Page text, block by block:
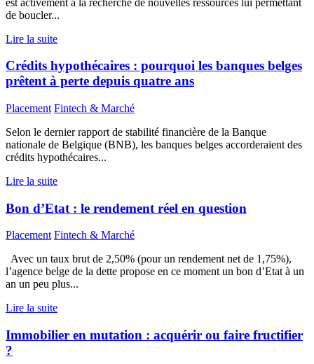
de boucler...
Lire la suite
Crédits hypothécaires : pourquoi les banques belges
prêtent à perte depuis quatre ans
Placement Fintech & Marché
Selon le dernier rapport de stabilité financière de la Banque
nationale de Belgique (BNB), les banques belges accorderaient des
crédits hypothécaires...
Lire la suite
Bon d’Etat : le rendement réel en question
Placement Fintech & Marché
Avec un taux brut de 2,50% (pour un rendement net de 1,75%),
l’agence belge de la dette propose en ce moment un bon d’Etat à un
an un peu plus...
Lire la suite
Immobilier en mutation : acquérir ou faire fructifier
?